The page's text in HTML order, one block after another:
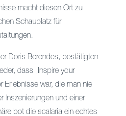
macht diesen Ort zu
Schauplatz für
Doris Berendes, bestätigten
dass „Inspire your
Erlebnisse war, die man nie
Inszenierungen und einer
bot die scalaria ein echtes